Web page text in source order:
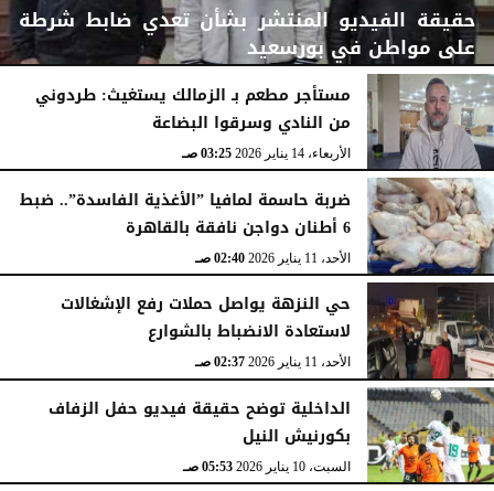
حقيقة الفيديو المنتشر بشأن تعدي ضابط شرطة
على مواطن في بورسعيد
الأربعاء، 14 يناير 2026 04:06 صـ
مستأجر مطعم بـ الزمالك يستغيث: طردوني
من النادي وسرقوا البضاعة
الأربعاء، 14 يناير 2026 03:25 صـ
ضربة حاسمة لمافيا ”الأغذية الفاسدة”.. ضبط
6 أطنان دواجن نافقة بالقاهرة
الأحد، 11 يناير 2026 02:40 صـ
حي النزهة يواصل حملات رفع الإشغالات
لاستعادة الانضباط بالشوارع
الأحد، 11 يناير 2026 02:37 صـ
الداخلية توضح حقيقة فيديو حفل الزفاف
بكورنيش النيل
السبت، 10 يناير 2026 05:53 صـ